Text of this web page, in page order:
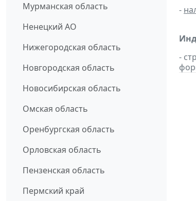
Мурманская область
Ненецкий АО
Нижегородская область
Новгородская область
Новосибирская область
Омская область
Оренбургская область
Орловская область
Пензенская область
Пермский край
-
-